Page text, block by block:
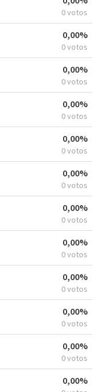
0 votos
0,00%
0 votos
0,00%
0 votos
0,00%
0 votos
0,00%
0 votos
0,00%
0 votos
0,00%
0 votos
0,00%
0 votos
0,00%
0 votos
0,00%
0 votos
0,00%
0 votos
0,00%